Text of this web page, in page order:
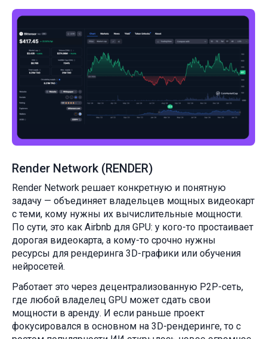
Render Network (RENDER)
Render Network решает конкретную и понятную
задачу — объединяет владельцев мощных видеокарт
с теми, кому нужны их вычислительные мощности.
По сути, это как Airbnb для GPU: у кого-то простаивает
дорогая видеокарта, а кому-то срочно нужны
ресурсы для рендеринга 3D-графики или обучения
нейросетей.
Работает это через децентрализованную P2P-сеть,
где любой владелец GPU может сдать свои
мощности в аренду. И если раньше проект
фокусировался в основном на 3D-рендеринге, то с